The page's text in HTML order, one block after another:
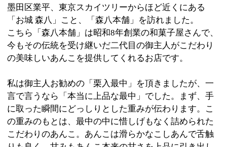
の重みのもとは、最中の中に惜しげもなく詰められた
こだわりのあんこ。あんこは滑らかなこしあんで舌触
りも良く、甘みもあんこ本来の甘さを上品に引き出し
ています。あんこの中には大きな栗。この栗の柔らか
くてほろりとした食感は、あんことのバランスを崩さ
ず、口の中で喧嘩することなく上品なハーモニーを奏
でてくれます。正直、ちょっと安価な栗入最中って、
イチしっくりこないんですよね。森八さんの栗入最中
は期待を裏切らない、いえ、期待以上に美味しくて本
当に驚きました。
また、私の目を引いたのが「上生菓子」。月替わりで
常時5種類の生菓子を用意されているそうで、お茶会の
席などでも重宝されているとか。実は私もお茶を少々
点てるので、繊細な上生菓子にはついつい目が行きま